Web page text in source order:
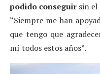
podido conseguir sin el
“Siempre me han
que tengo que
mí todos estos años”.